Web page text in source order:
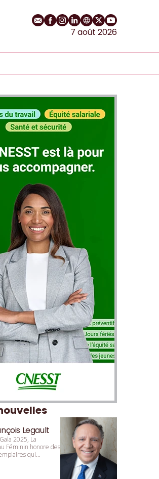
E-mailProfil Facebook
Profil Instagram
Profil LinkedIn
Site web
Profil Twitter
Chaîne
7 août 2026
Legault
2025, La
Féminin honore des
qui